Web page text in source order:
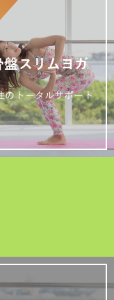
盤スリムヨガ
のトータルサポート